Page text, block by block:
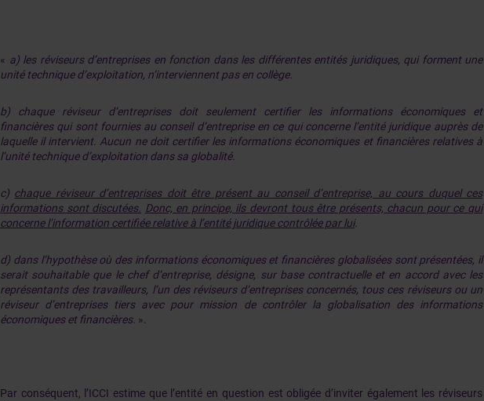
« a) les réviseurs d’entreprises en fonction dans les différentes entités juridiques, qui forment une
unité technique d’exploitation, n’interviennent pas en collège.
b) chaque réviseur d’entreprises doit seulement certifier les informations économiques et
financières qui sont fournies au conseil d’entreprise en ce qui concerne l’entité juridique auprès de
laquelle il intervient. Aucun ne doit certifier les informations économiques et financières relatives à
l’unité technique d’exploitation dans sa globalité.
c) chaque réviseur d’entreprises doit être présent au conseil d’entreprise, au cours duquel ces
informations sont discutées. Donc, en principe, ils devront tous être présents, chacun pour ce qui
concerne l’information certifiée relative à l’entité juridique contrôlée par lui.
d) dans l’hypothèse où des informations économiques et financières globalisées sont présentées, il
serait souhaitable que le chef d’entreprise, désigne, sur base contractuelle et en accord avec les
représentants des travailleurs, l’un des réviseurs d’entreprises concernés, tous ces réviseurs ou un
réviseur d’entreprises tiers avec pour mission de contrôler la globalisation des informations
économiques et financières. ».
Par conséquent, l’ICCI estime que l’entité en question est obligée d’inviter également les réviseurs